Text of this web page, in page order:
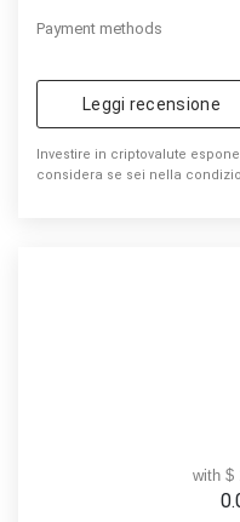
Payment methods
Leggi recensione
Investire in criptovalute
considera se sei nella
with $